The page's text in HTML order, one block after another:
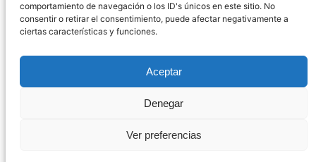
comportamiento de navegación o los ID's únicos en este sitio. No
consentir o retirar el consentimiento, puede afectar negativamente a
ciertas características y funciones.
Aceptar
Denegar
Ver preferencias
Declaración de Privacidad Política de cookies
WordPress
Página administrada por Javier Ripoll